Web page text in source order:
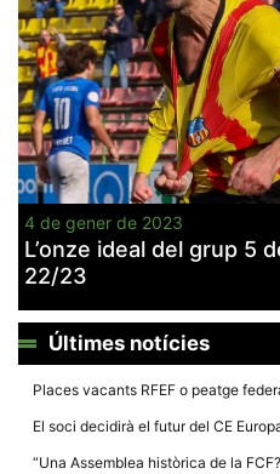
4 de gener de 2023
L’onze ideal del grup 5
22/23
Últimes notícies
Places vacants RFEF o peatge
El soci decidirà el futur del CE
“Una Assemblea històrica de la